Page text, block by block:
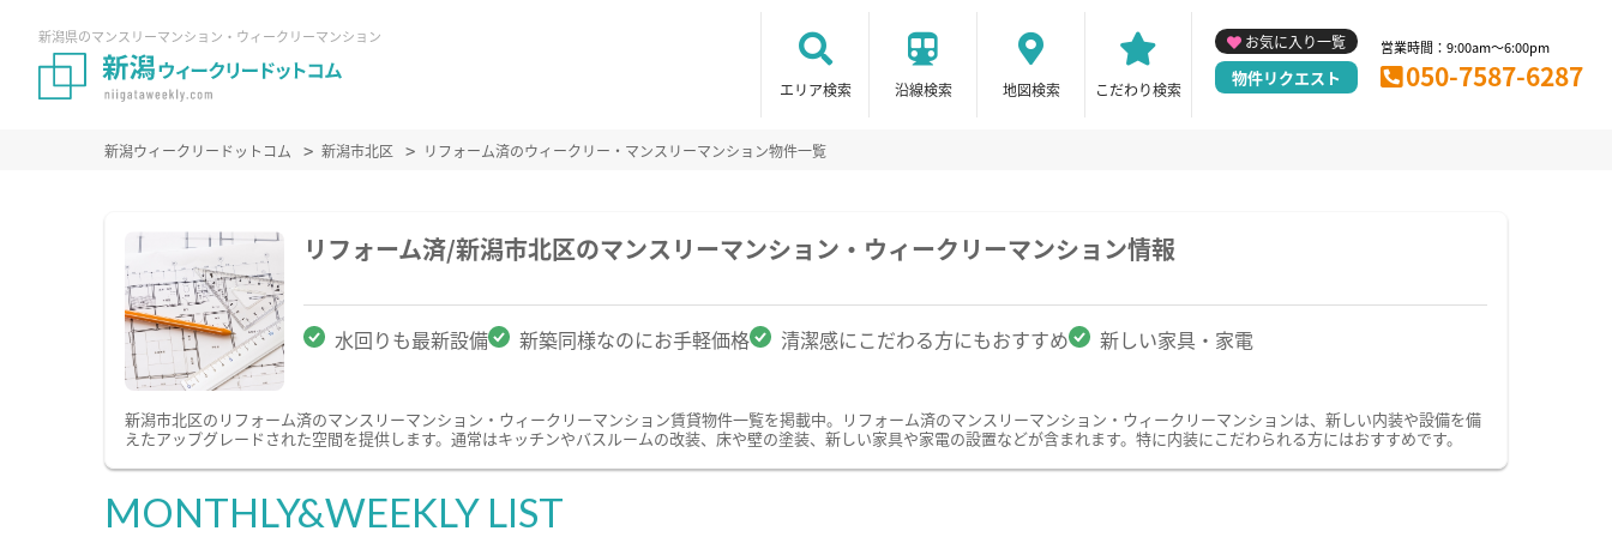
新潟県のマンスリーマンション・ウィークリーマンション
エリア検索 沿線検索 地図検索 こだわり検索
お気に入り一覧
物件リクエスト
営業時間：9:00am～6:00pm
050-7587-6287
新潟ウィークリードットコム 新潟市北区 リフォーム済のウィークリー・マンスリーマンション物件一覧
リフォーム済/新潟市北区のマンスリーマンション・ウィークリーマンション情報
水回りも最新設備 新築同様なのにお手軽価格 清潔感にこだわる方にもおすすめ 新しい家具・家電
新潟市北区のリフォーム済のマンスリーマンション・ウィークリーマンション賃貸物件一覧を掲載中。リフォーム済のマンスリーマンション・ウィークリーマンションは、新しい内装や設備を備
えたアップグレードされた空間を提供します。通常はキッチンやバスルームの改装、床や壁の塗装、新しい家具や家電の設置などが含まれます。特に内装にこだわられる方にはおすすめです。
MONTHLY&WEEKLY LIST